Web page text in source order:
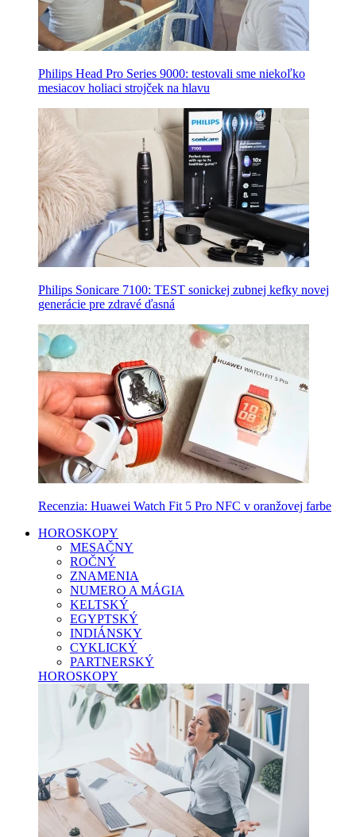
Philips Head Pro Series 9000: testovali sme niekoľko
mesiacov holiaci strojček na hlavu
Philips Sonicare 7100: TEST sonickej zubnej kefky novej
generácie pre zdravé ďasná
Recenzia: Huawei Watch Fit 5 Pro NFC v oranžovej farbe
HOROSKOPY
MESAČNY
ROČNÝ
ZNAMENIA
NUMERO A MÁGIA
KELTSKÝ
EGYPTSKÝ
INDIÁNSKY
CYKLICKÝ
PARTNERSKÝ
HOROSKOPY